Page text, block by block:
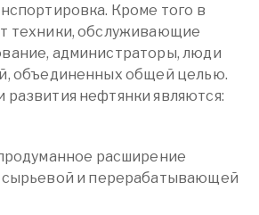
Кроме того в
техники, обслуживающие
администраторы, люди
объединенных общей целью.
нефтянки являются:
расширение
и перерабатывающей